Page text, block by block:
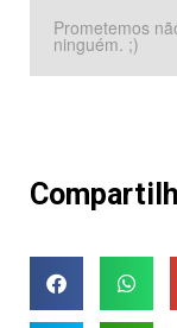
Prometemos
ninguém. ;)